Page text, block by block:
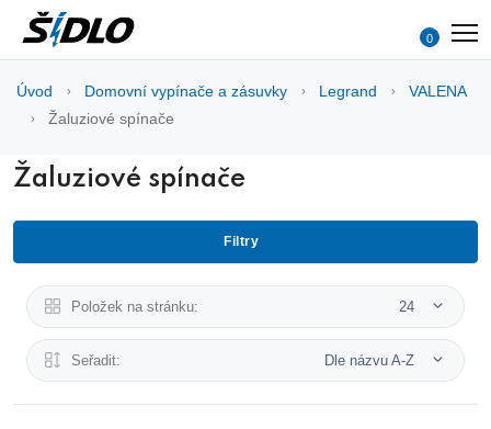
0
Úvod Domovní vypínače a zásuvky Legrand
VALENA
Žaluziové spínače
Žaluziové spínače
Filtry
Položek na stránku: 24
Seřadit: Dle názvu A-Z